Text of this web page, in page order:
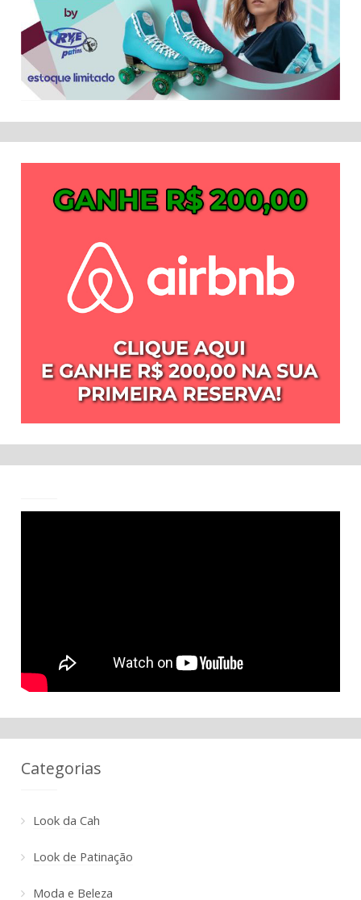
Categorias
Look da Cah
Look de Patinação
Moda e Beleza